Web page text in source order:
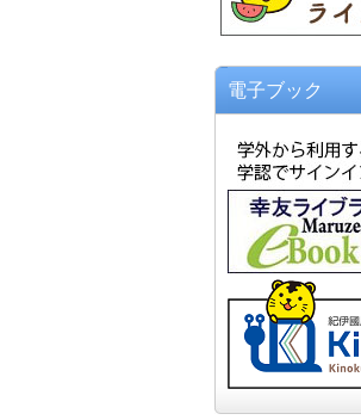
電子ブック